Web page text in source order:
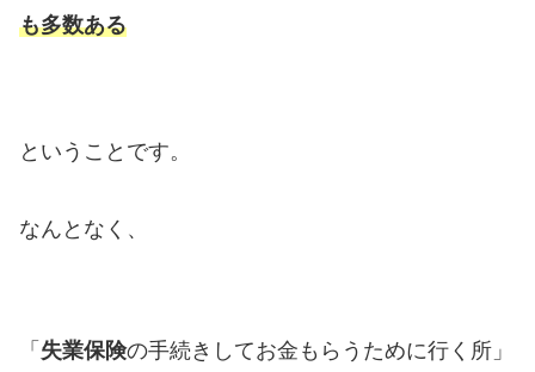
も多数ある
ということです。
なんとなく、
「 失業保険の手続きしてお金もらうために行く所」